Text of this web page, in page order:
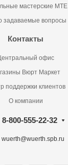
мастерские MTE
задаваемые вопросы
Контакты
офис
Вюрт Маркет
поддержки клиентов
О компании
8-800-555-22-32
wuerth@wuerth.spb.ru